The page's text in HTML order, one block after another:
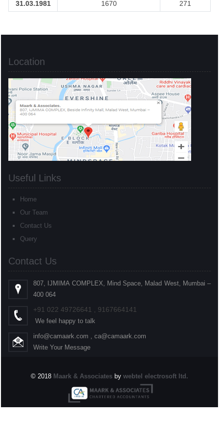
31.03.1981 1670 271
Location
Useful Links
Home
Our Team
Contact Us
Query
Contact Us
807, IJMIMA COMPLEX, Mind Space, Malad West, Mumbai –
400 064
+91 022 49726641 , 9167664141
We feel happy to talk
info@camaark.com , ca@camaark.com
Write Your Message
© 2018 Maark & Associates by webtel electrosoft ltd.